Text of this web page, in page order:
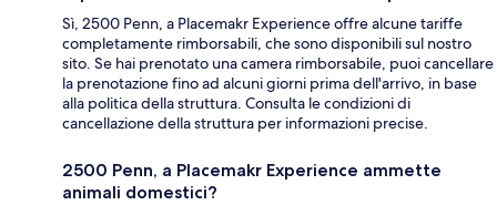
Sì, 2500 Penn, a Placemakr Experience offre alcune tariffe
completamente rimborsabili, che sono disponibili sul nostro
sito. Se hai prenotato una camera rimborsabile, puoi cancellare
la prenotazione fino ad alcuni giorni prima dell'arrivo, in base
alla politica della struttura. Consulta le condizioni di
cancellazione della struttura per informazioni precise.
2500 Penn, a Placemakr Experience ammette
animali domestici?